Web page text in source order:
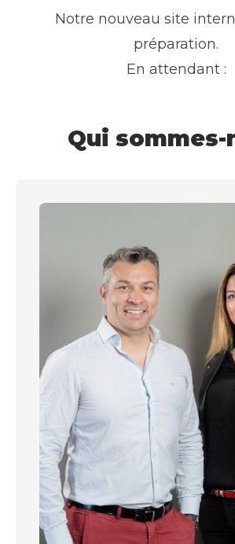
Notre nouveau site
préparation.
En attendant :
Qui sommes-